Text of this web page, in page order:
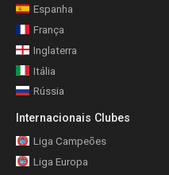
Espanha
França
Inglaterra
Itália
Rússia
Internacionais Clubes
Liga Campeões
Liga Europa